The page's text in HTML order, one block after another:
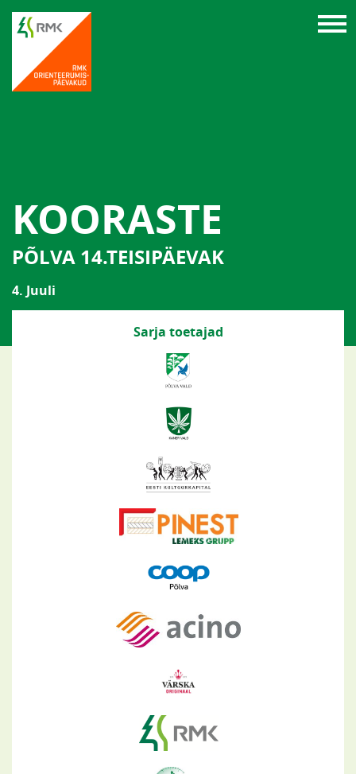
KOORASTE
PÕLVA 14.TEISIPÄEVAK
4. Juuli
Sarja toetajad